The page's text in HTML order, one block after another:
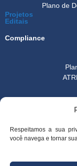
Respeitamos a sua
você navega e tornar
Plano de
Projetos
Editais
Compliance
Boletim FEST
Notícias Gerais